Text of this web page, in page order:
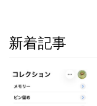
新着記事